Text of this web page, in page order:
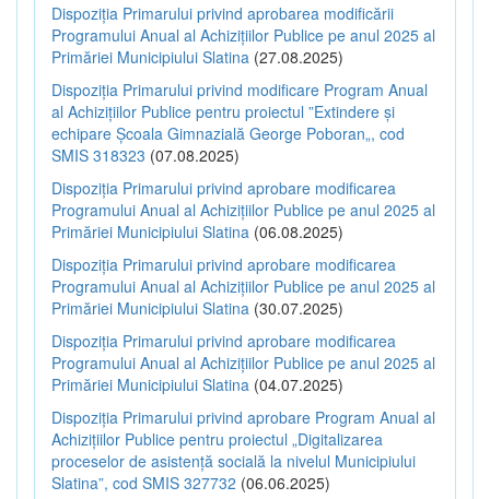
Dispoziția Primarului privind aprobarea modificării
Programului Anual al Achizițiilor Publice pe anul 2025 al
Primăriei Municipiului Slatina (27.08.2025)
Dispoziția Primarului privind modificare Program Anual
al Achizițiilor Publice pentru proiectul ”Extindere și
echipare Școala Gimnazială George Poboran„, cod
SMIS 318323 (07.08.2025)
Dispoziția Primarului privind aprobare modificarea
Programului Anual al Achizițiilor Publice pe anul 2025 al
Primăriei Municipiului Slatina (06.08.2025)
Dispoziția Primarului privind aprobare modificarea
Programului Anual al Achizițiilor Publice pe anul 2025 al
Primăriei Municipiului Slatina (30.07.2025)
Dispoziția Primarului privind aprobare modificarea
Programului Anual al Achizițiilor Publice pe anul 2025 al
Primăriei Municipiului Slatina (04.07.2025)
Dispoziția Primarului privind aprobare Program Anual al
Achizițiilor Publice pentru proiectul „Digitalizarea
proceselor de asistență socială la nivelul Municipiului
Slatina”, cod SMIS 327732 (06.06.2025)